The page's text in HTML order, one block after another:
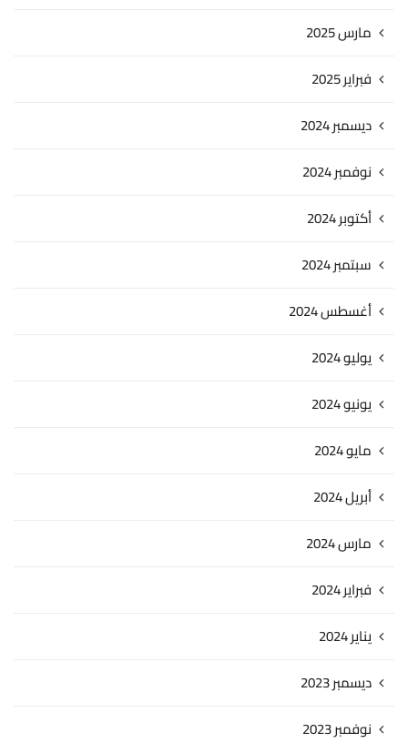
مارس 2025
فبراير 2025
ديسمبر 2024
نوفمبر 2024
أكتوبر 2024
سبتمبر 2024
أغسطس 2024
يوليو 2024
يونيو 2024
مايو 2024
أبريل 2024
مارس 2024
فبراير 2024
يناير 2024
ديسمبر 2023
نوفمبر 2023